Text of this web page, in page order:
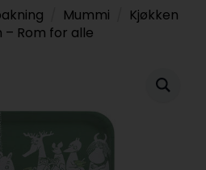
Mummi
Kjøkken
Rom for alle